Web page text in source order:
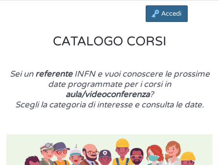
Accedi
CATALOGO CORSI
Sei unreferenteINFN e vuoi conoscere le prossime
date programmate per i corsi in
aula/videoconferenza?
Scegli la categoria di interesse e consulta le date.